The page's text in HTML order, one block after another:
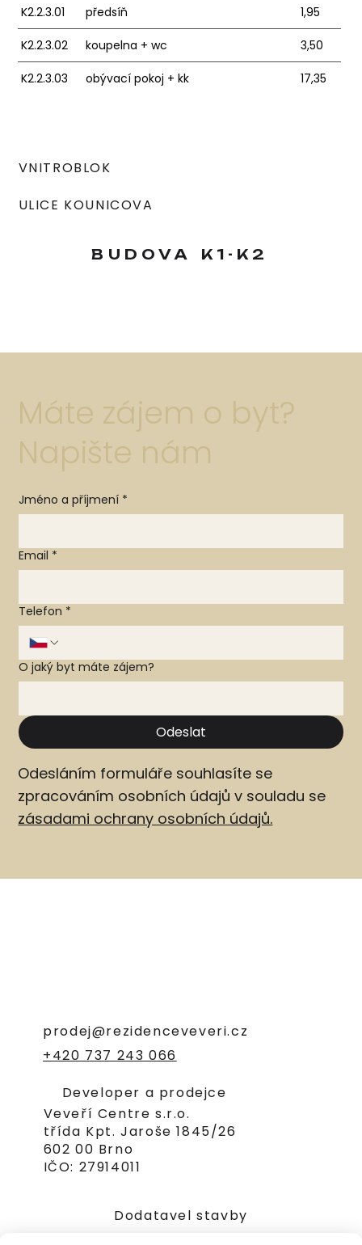
K2.2.3.01 předsíň 1,95
K2.2.3.02 koupelna + wc 3,50
K2.2.3.03 obývací pokoj + kk 17,35
VNITROBLOK
ULICE KOUNICOVA
BUDOVA K1-K2
Máte zájem o byt?
Napište nám
Jméno a příjmení *
Email *
Telefon *
O jaký byt máte zájem?
Odeslat
Odesláním formuláře souhlasíte se
zpracováním osobních údajů v souladu se
zásadami ochrany osobních údajů.
prodej@rezidenceveveri.cz
+420 737 243 066
Developer a prodejce
Veveří Centre s.r.o.
třída Kpt. Jaroše 1845/26
602 00 Brno
IČO: 27914011
Dodatavel stavby